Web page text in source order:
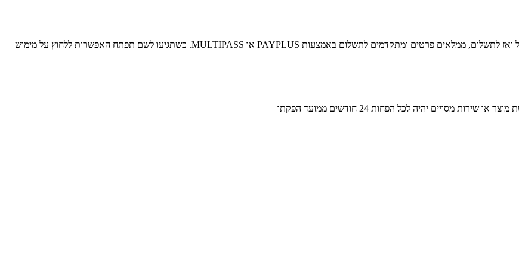
אחרי שבחרתם את הפריטים שהכי עושים לכם טוב בלב, לוחצים על הוספה לסל ואז לתשלום, ממלאים פרטים ומתקדמים לתשלום באמצעות PAYPLUS או MULTIPASS. כשתגיעו לשם תפתח האפשרות ללחוץ על מימוש